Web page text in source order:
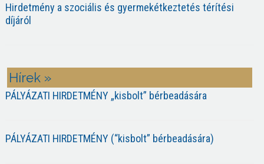
Hirdetmény a szociális és gyermekétkeztetés térítési
díjáról
Hírek »
PÁLYÁZATI HIRDETMÉNY „kisbolt” bérbeadására
PÁLYÁZATI HIRDETMÉNY (“kisbolt” bérbeadására)